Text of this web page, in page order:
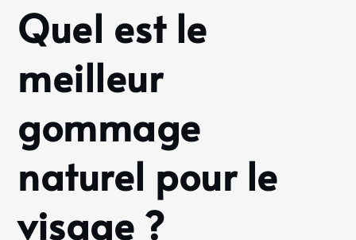
Visage
&
Quel est
le
gommage
naturel
pour le
visage ?
Quel est le
meilleur
gommage
naturel pour le
visage ?